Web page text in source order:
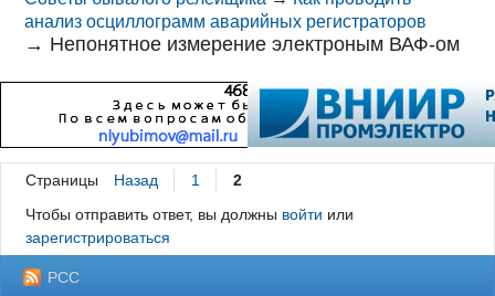
анализ осциллограмм аварийных регистраторов
→ Непонятное измерение электроным ВАФ-ом
Страницы Назад 1
2
Чтобы отправить ответ, вы должны войти или
зарегистрироваться
РСС